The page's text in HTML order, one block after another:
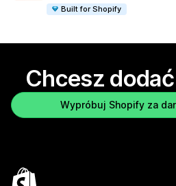
Built for Shopify
Chcesz
Wypróbuj Shopify za